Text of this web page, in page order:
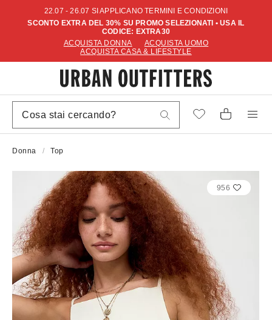
22.07 - 26.07 SI APPLICANO TERMINI E CONDIZIONI
SCONTO EXTRA DEL 30% SU PROMO SELEZIONATI • USA IL
CODICE: EXTRA30
ACQUISTA DONNA
ACQUISTA UOMO
ACQUISTA CASA & LIFESTYLE
Donna Top
956